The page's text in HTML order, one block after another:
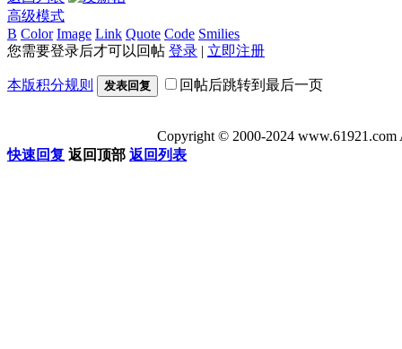
高级模式
B Color Image Link Quote Code Smilies
您需要登录后才可以回帖 登录 | 立即注册
本版积分规则 发表回复 回帖后跳转到最后一页
Copyright © 2000-2024
快速回复 返回顶部 返回列表